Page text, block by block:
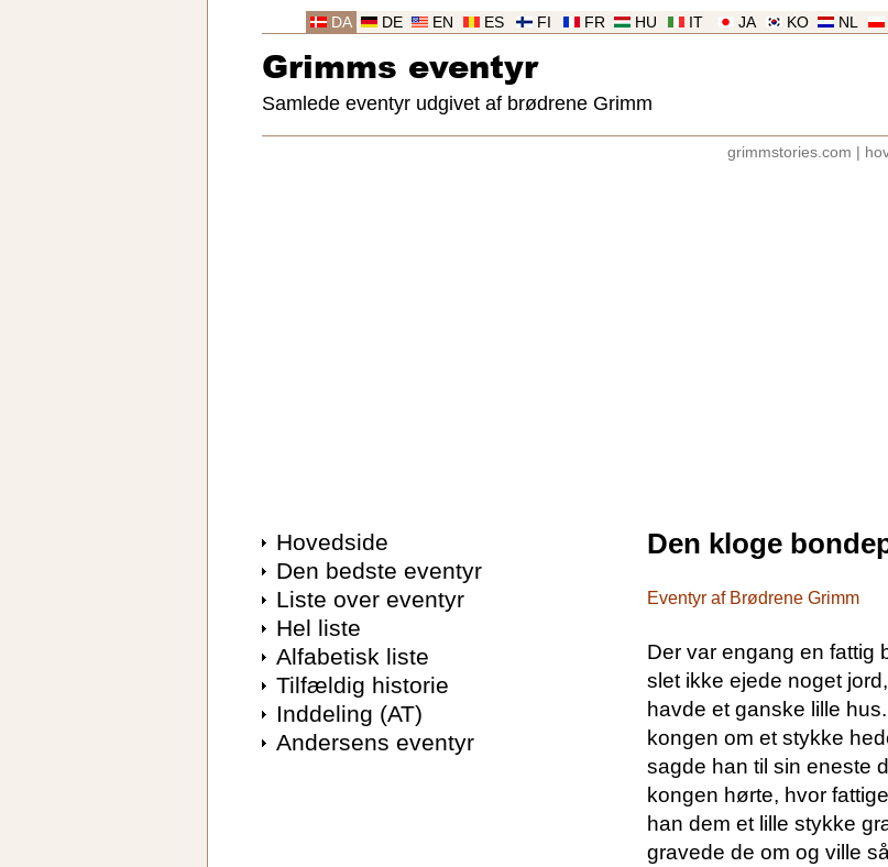
NL
KO
JA
IT
HU
FR
FI
ES
EN
DE
DA
Grimms eventyr
Samlede eventyr udgivet af brødrene Grimm
grimmstories.com
Hovedside
Den bedste eventyr
Liste over eventyr
Hel liste
Alfabetisk liste
Tilfældig historie
Inddeling (AT)
Andersens eventyr
Den kloge
Eventyr af Brødrene Grimm
Der var engang en fattig
slet ikke ejede noget
havde et ganske lille
kongen om et stykke
sagde han til sin eneste
kongen hørte, hvor
han dem et lille stykke
gravede de om og ville